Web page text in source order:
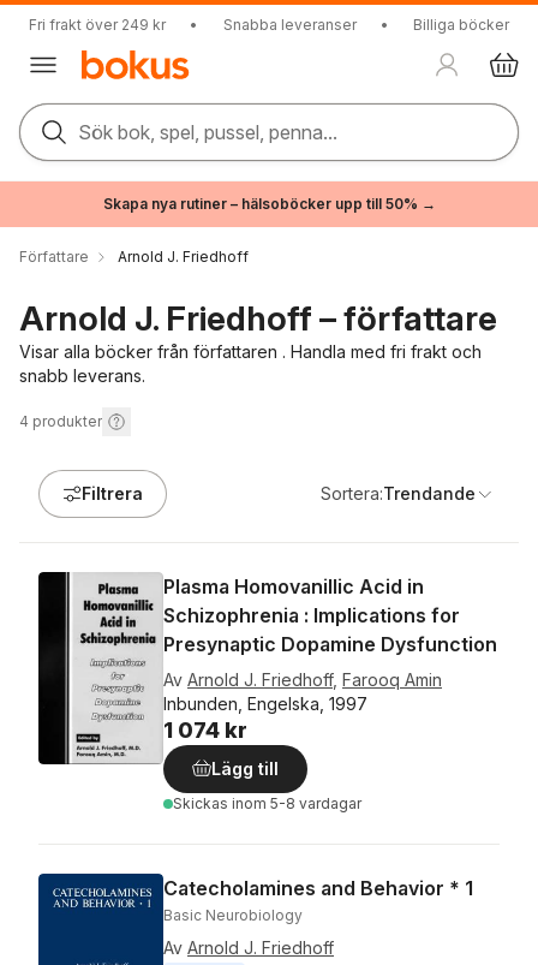
Fri frakt över 249 kr • Snabba leveranser • Billiga böcker
Sök bok, spel, pussel, penna...
Skapa nya rutiner – hälsoböcker upp till 50% →
Författare Arnold J. Friedhoff
Arnold J. Friedhoff – författare
Visar alla böcker från författaren . Handla med fri frakt och
snabb leverans.
4 produkter
Filtrera Sortera:Trendande
Plasma Homovanillic Acid in
Schizophrenia : Implications for
Presynaptic Dopamine Dysfunction
Av Arnold J. Friedhoff, Farooq Amin
Inbunden, Engelska, 1997
1 074 kr
Lägg till
Skickas inom 5-8 vardagar
Catecholamines and Behavior * 1
Basic Neurobiology
Av Arnold J. Friedhoff